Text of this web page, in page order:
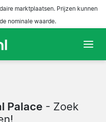
marktplaatsen. Prijzen kunnen
nominale waarde.
Palace - Zoek